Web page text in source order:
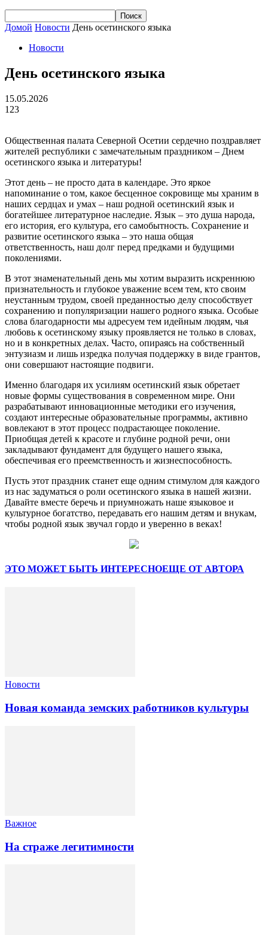
Домой Новости День осетинского языка
Новости
День осетинского языка
15.05.2026
123
Общественная палата Северной Осетии сердечно поздравляет
жителей республики с замечательным праздником – Днем
осетинского языка и литературы!
Этот день – не просто дата в календаре. Это яркое
напоминание о том, какое бесценное сокровище мы храним в
наших сердцах и умах – наш родной осетинский язык и
богатейшее литературное наследие. Язык – это душа народа,
его история, его культура, его самобытность. Сохранение и
развитие осетинского языка – это наша общая
ответственность, наш долг перед предками и будущими
поколениями.
В этот знаменательный день мы хотим выразить искреннюю
признательность и глубокое уважение всем тем, кто своим
неустанным трудом, своей преданностью делу способствует
сохранению и популяризации нашего родного языка. Особые
слова благодарности мы адресуем тем идейным людям, чья
любовь к осетинскому языку проявляется не только в словах,
но и в конкретных делах. Часто, опираясь на собственный
энтузиазм и лишь изредка получая поддержку в виде грантов,
они совершают настоящие подвиги.
Именно благодаря их усилиям осетинский язык обретает
новые формы существования в современном мире. Они
разрабатывают инновационные методики его изучения,
создают интересные образовательные программы, активно
вовлекают в этот процесс подрастающее поколение.
Приобщая детей к красоте и глубине родной речи, они
закладывают фундамент для будущего нашего языка,
обеспечивая его преемственность и жизнеспособность.
Пусть этот праздник станет еще одним стимулом для каждого
из нас задуматься о роли осетинского языка в нашей жизни.
Давайте вместе беречь и приумножать наше языковое и
культурное богатство, передавать его нашим детям и внукам,
чтобы родной язык звучал гордо и уверенно в веках!
ЭТО МОЖЕТ БЫТЬ ИНТЕРЕСНОЕЩЕ ОТ АВТОРА
Новости
Новая команда земских работников культуры
Важное
На страже легитимности